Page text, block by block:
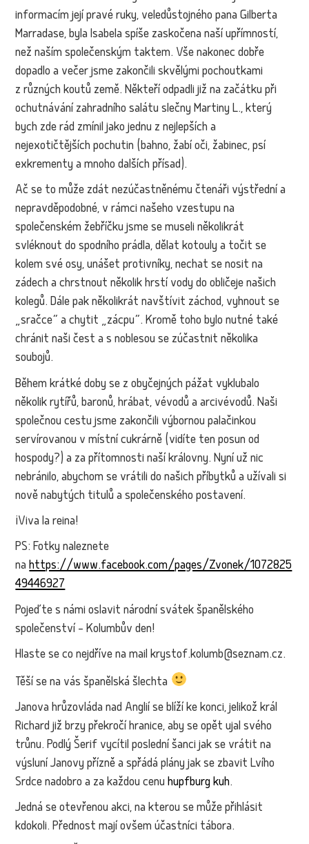
informacím její pravé ruky, veledůstojného pana Gilberta
Marradase, byla Isabela spíše zaskočena naší upřímností,
než naším společenským taktem. Vše nakonec dobře
dopadlo a večer jsme zakončili skvělými pochoutkami
z různých koutů země. Někteří odpadli již na začátku při
ochutnávání zahradního salátu slečny Martiny L., který
bych zde rád zmínil jako jednu z nejlepších a
nejexotičtějších pochutin (bahno, žabí oči, žabinec, psí
exkrementy a mnoho dalších přísad).
Ač se to může zdát nezúčastněnému čtenáři výstřední a
nepravděpodobné, v rámci našeho vzestupu na
společenském žebříčku jsme se museli několikrát
svléknout do spodního prádla, dělat kotouly a točit se
kolem své osy, unášet protivníky, nechat se nosit na
zádech a chrstnout několik hrstí vody do obličeje našich
kolegů. Dále pak několikrát navštívit záchod, vyhnout se
„sračce“ a chytit „zácpu“. Kromě toho bylo nutné také
chránit naši čest a s noblesou se zúčastnit několika
soubojů.
Během krátké doby se z obyčejných pážat vyklubalo
několik rytířů, baronů, hrábat, vévodů a arcivévodů. Naši
společnou cestu jsme zakončili výbornou palačinkou
servírovanou v místní cukrárně (vidíte ten posun od
hospody?) a za přítomnosti naší královny. Nyní už nic
nebránilo, abychom se vrátili do našich příbytků a užívali si
nově nabytých titulů a společenského postavení.
¡Viva la reina!
PS: Fotky naleznete
nahttps://www.facebook.com/pages/Zvonek/1072825
49446927
Pojeďte s námi oslavit národní svátek španělského
společenství – Kolumbův den!
Hlaste se co nejdříve na mail krystof.kolumb@seznam.cz.
Těší se na vás španělská šlechta
Janova hrůzovláda nad Anglií se blíží ke konci, jelikož král
Richard již brzy překročí hranice, aby se opět ujal svého
trůnu. Podlý Šerif vycítil poslední šanci jak se vrátit na
výsluní Janovy přízně a spřádá plány jak se zbavit Lvího
Srdce nadobro a za každou cenuhupfburg kuh.
Jedná se otevřenou akci, na kterou se může přihlásit
kdokoli. Přednost mají ovšem účastníci tábora.